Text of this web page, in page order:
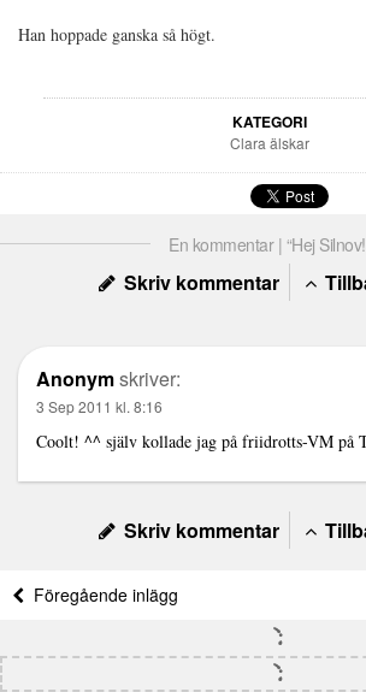
Han hoppade ganska så högt.
KATEGORI
Clara älskar
En kommentar | “Hej
Skriv kommentar
Anonymskriver:
3 Sep 2011 kl. 8:16
Coolt! ^^ själv kollade jag på friidrotts-VM på
Skriv kommentar
Föregående inlägg